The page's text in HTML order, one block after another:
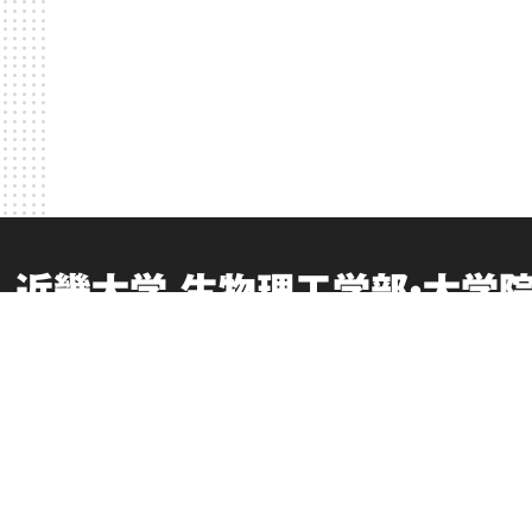
近畿大学 生物理工学部・大学